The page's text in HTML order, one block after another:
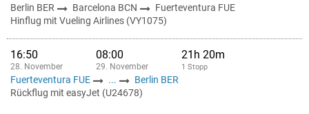
Berlin BER Barcelona BCN
Fuerteventura FUE
Hinflug mit Vueling Airlines (VY1075)
16:50
28. November
08:00
29. November
21h 20m
1 Stopp
Fuerteventura FUE ...
Berlin BER
Rückflug mit easyJet (U24678)